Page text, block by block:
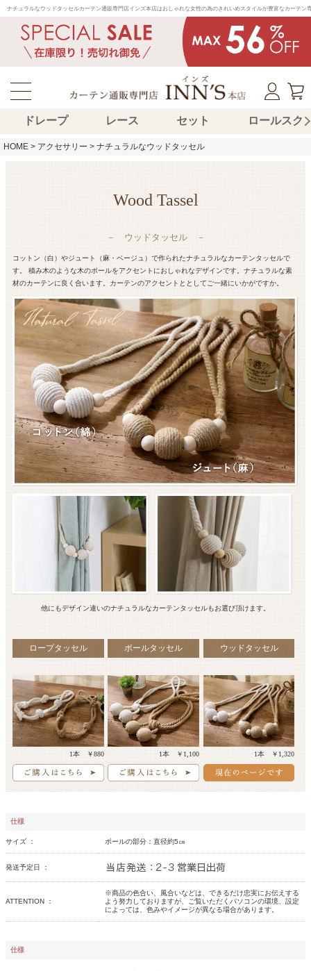
ナチュラルなウッドタッセルカーテン通販専門店インズ本店はおしゃれな女性の為のきれいめスタイルが豊富なカーテン
ドレープ レース セット ロールスク
HOME アクセサリー ナチュラルなウッドタッセル
Wood Tassel
－ ウッドタッセル －
コットン（白）やジュート（麻・ベージュ）で作られたナチュラルなカーテンタッセルで
す。 積み木のような木のボールをアクセントにおしゃれなデザインです。ナチュラルな素
材のカーテンに良く合います。カーテンのアクセントととしてご一緒にいかがですか。
他にもデザイン違いのナチュラルなカーテンタッセルもお選び頂けます。
ロープタッセル
1本 ￥880
ボールタッセル
1本 ￥1,100
ウッドタッセル
1本 ￥1,320
仕様
サイズ ： ボールの部分：直径約5㎝
発送予定日 ：
ATTENTION ：
※商品の色合い、風合いなどは、できるだけ忠実にお伝えする
よう努力しておりますが、ご覧いただくパソコンの環境、設定
によっては、色みやイメージが異なる場合があります。
仕様